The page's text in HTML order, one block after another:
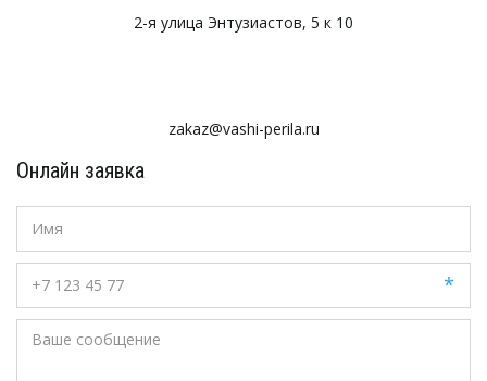
2-я улица Энтузиастов, 5 к 10
zakaz@vashi-perila.ru
Онлайн заявка
*